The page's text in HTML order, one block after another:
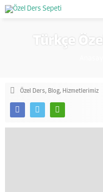
Türkçe
Özel Ders, Blog, Hizmetlerimiz